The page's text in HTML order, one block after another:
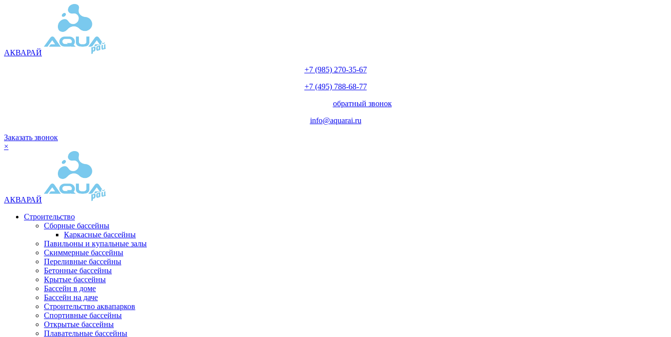
АКВАРАЙ
+7 (985) 270-35-67
+7 (495) 788-68-77
обратный звонок
info@aquarai.ru
Заказать звонок
×
АКВАРАЙ
Строительство
Сборные бассейны
Каркасные бассейны
Павильоны и купальные залы
Скиммерные бассейны
Переливные бассейны
Бетонные бассейны
Крытые бассейны
Бассейн в доме
Бассейн на даче
Строительство аквапарков
Спортивные бассейны
Открытые бассейны
Плавательные бассейны